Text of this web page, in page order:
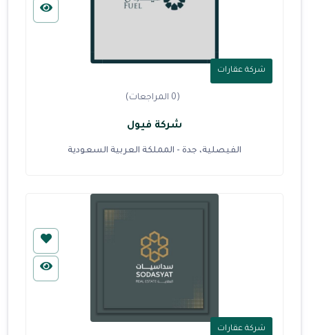
شركة عقارات
(0 المراجعات)
شركة فيول
الفيصلية، جدة - المملكة العربية السعودية
شركة عقارات